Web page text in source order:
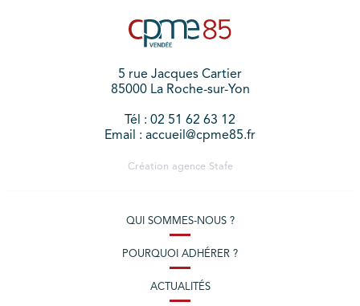
5 rue Jacques Cartier
85000 La Roche-sur-Yon
Tél : 02 51 62 63 12
Email : accueil@cpme85.fr
Création agence Stafe
QUI SOMMES-NOUS ?
POURQUOI ADHÉRER ?
ACTUALITÉS